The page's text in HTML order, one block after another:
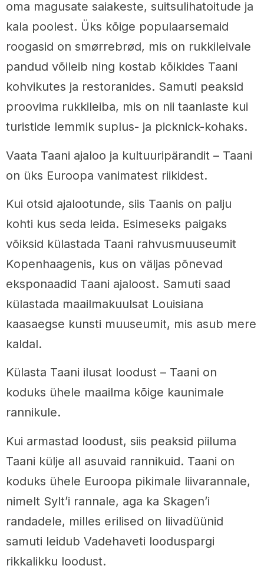
oma magusate saiakeste, suitsulihatoitude ja
kala poolest. Üks kõige populaarsemaid
roogasid on smørrebrød, mis on rukkileivale
pandud võileib ning kostab kõikides Taani
kohvikutes ja restoranides. Samuti peaksid
proovima rukkileiba, mis on nii taanlaste kui
turistide lemmik suplus- ja picknick-kohaks.
Vaata Taani ajaloo ja kultuuripärandit – Taani
on üks Euroopa vanimatest riikidest.
Kui otsid ajalootunde, siis Taanis on palju
kohti kus seda leida. Esimeseks paigaks
võiksid külastada Taani rahvusmuuseumit
Kopenhaagenis, kus on väljas põnevad
eksponaadid Taani ajaloost. Samuti saad
külastada maailmakuulsat Louisiana
kaasaegse kunsti muuseumit, mis asub mere
kaldal.
Külasta Taani ilusat loodust – Taani on
koduks ühele maailma kõige kaunimale
rannikule.
Kui armastad loodust, siis peaksid piiluma
Taani külje all asuvaid rannikuid. Taani on
koduks ühele Euroopa pikimale liivarannale,
nimelt Sylt’i rannale, aga ka Skagen’i
randadele, milles erilised on liivadüünid
samuti leidub Vadehaveti looduspargi
rikkalikku loodust.